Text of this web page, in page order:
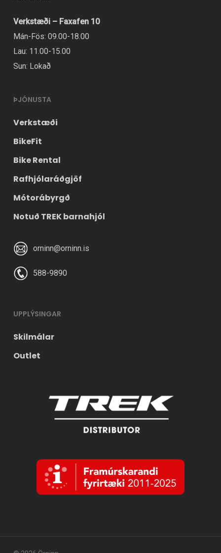
Verkstæði – Faxafen 10
Mán-Fös: 09.00-18.00
Lau: 11.00-15.00
Sun: Lokað
ÞJÓNUSTA
Verkstæði
BikeFit
Bike Rental
Rafhjólaráðgjöf
Mótorábyrgð
Notuð TREK barnahjól
orninn@orninn.is
588-9890
UPPLÝSINGAR
Skilmálar
Outlet